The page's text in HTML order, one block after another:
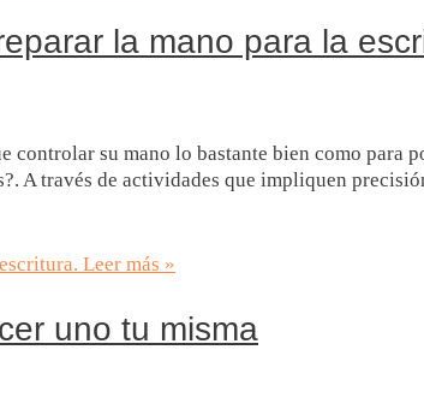
la mano para la
controlar su mano lo bastante bien como para
A través de actividades que impliquen
Leer más »
uno tu misma